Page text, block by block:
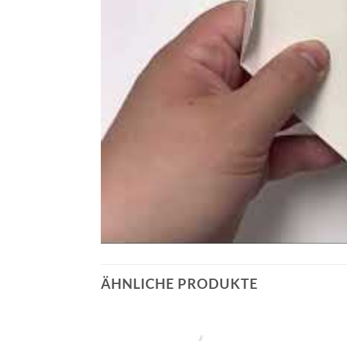
ÄHNLICHE PRODUKTE